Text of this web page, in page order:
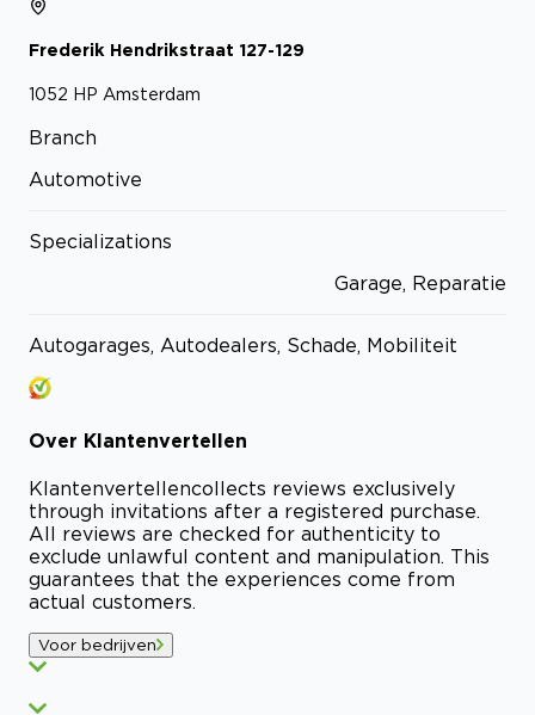
Frederik Hendrikstraat 127-129
1052 HP Amsterdam
Branch
Automotive
Specializations
Garage, Reparatie
Autogarages, Autodealers, Schade, Mobiliteit
Over Klantenvertellen
Klantenvertellencollects reviews exclusively
through invitations after a registered purchase.
All reviews are checked for authenticity to
exclude unlawful content and manipulation. This
guarantees that the experiences come from
actual customers.
Voor bedrijven